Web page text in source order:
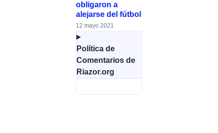
obligaron a
alejarse del fútbol
12 mayo 2021
Política de
Comentarios de
Riazor.org